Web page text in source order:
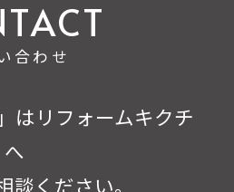
合わせ
はリフォームキクチ
へ
談ください。